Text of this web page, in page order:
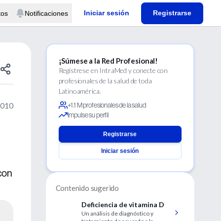
Notificaciones Iniciar sesión Registrarse
¡Súmese a la Red Profesional!
Regístrese en IntraMed y conecte con
profesionales de la salud de toda
Latinoamérica.
+1.1 M profesionales de la salud
Impulse su perfil
Registrarse
Iniciar sesión
Contenido sugerido
Deficiencia de vitamina D
Un análisis de diagnóstico y